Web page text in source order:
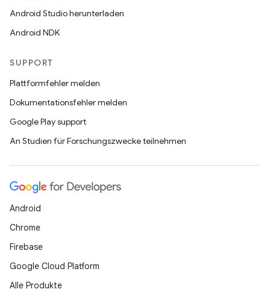
Android Studio herunterladen
Android NDK
SUPPORT
Plattformfehler melden
Dokumentationsfehler melden
Google Play support
An Studien für Forschungszwecke teilnehmen
Android
Chrome
Firebase
Google Cloud Platform
Alle Produkte